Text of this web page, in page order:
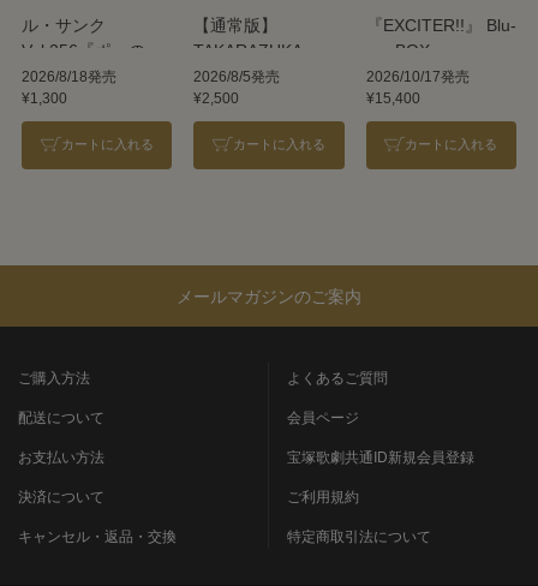
ル・サンク
Vol.256『ポーの一
族』＜雪組＞
2026/8/18発売
¥1,300
カートに入れる
【通常版】
TAKARAZUKA
REVUE 2026
2026/8/5発売
¥2,500
カートに入れる
『EXCITER!!』 Blu-
ray BOX
2026/10/17発売
¥15,400
カートに入れる
メールマガジンのご案内
ご購入方法
配送について
お支払い方法
決済について
キャンセル・返品・交換
よくあるご質問
会員ページ
宝塚歌劇共通ID新規会員登録
ご利用規約
特定商取引法について